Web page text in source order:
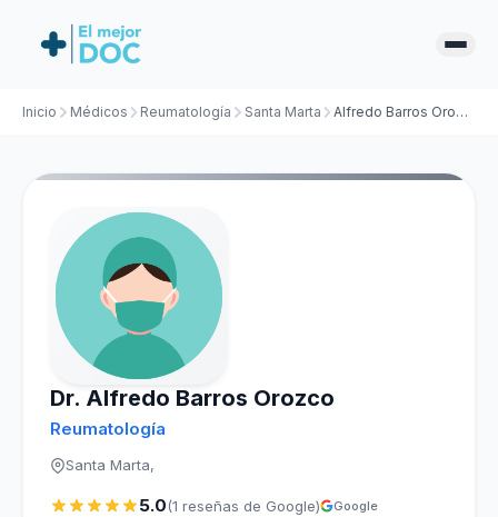
Inicio Médicos Reumatología Santa Marta Alfredo Barros Orozco
Dr. Alfredo Barros Orozco
Reumatología
Santa Marta,
5.0(1 reseñas de Google) Google